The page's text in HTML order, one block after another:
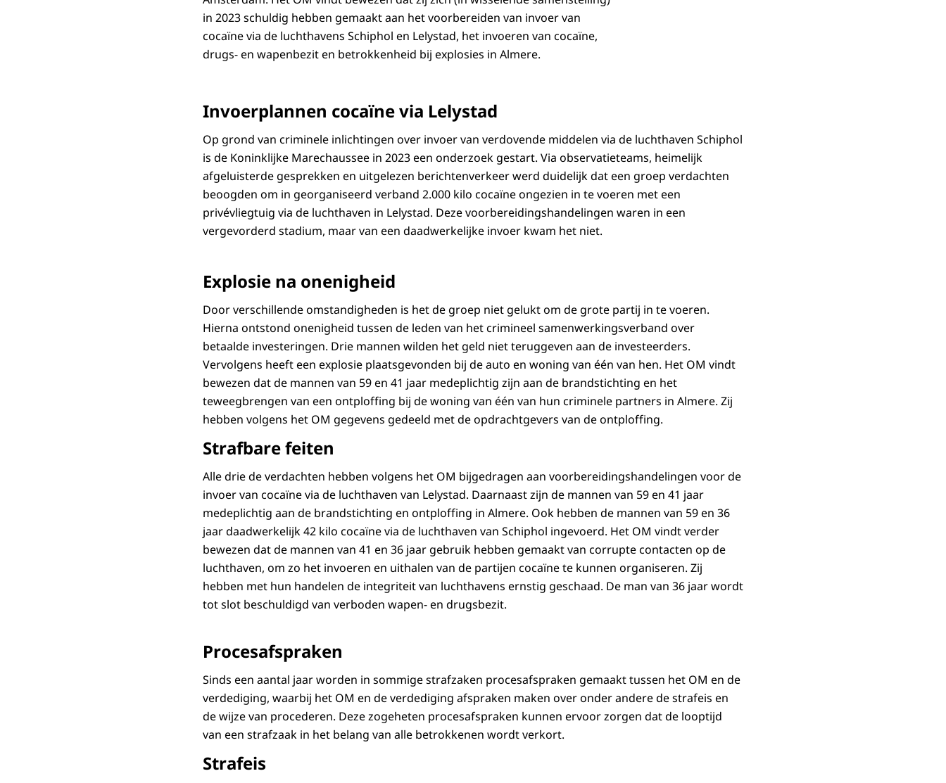
in 2023 schuldig hebben gemaakt aan het voorbereiden van invoer van
cocaïne via de luchthavens Schiphol en Lelystad, het invoeren van cocaïne,
drugs- en wapenbezit en betrokkenheid bij explosies in Almere.
Invoerplannen cocaïne via Lelystad
Op grond van criminele inlichtingen over invoer van verdovende middelen via de luchthaven Schiphol
is de Koninklijke Marechaussee in 2023 een onderzoek gestart. Via observatieteams, heimelijk
afgeluisterde gesprekken en uitgelezen berichtenverkeer werd duidelijk dat een groep verdachten
beoogden om in georganiseerd verband 2.000 kilo cocaïne ongezien in te voeren met een
privévliegtuig via de luchthaven in Lelystad. Deze voorbereidingshandelingen waren in een
vergevorderd stadium, maar van een daadwerkelijke invoer kwam het niet.
Explosie na onenigheid
Door verschillende omstandigheden is het de groep niet gelukt om de grote partij in te voeren.
Hierna ontstond onenigheid tussen de leden van het crimineel samenwerkingsverband over
betaalde investeringen. Drie mannen wilden het geld niet teruggeven aan de investeerders.
Vervolgens heeft een explosie plaatsgevonden bij de auto en woning van één van hen. Het OM vindt
bewezen dat de mannen van 59 en 41 jaar medeplichtig zijn aan de brandstichting en het
teweegbrengen van een ontploffing bij de woning van één van hun criminele partners in Almere. Zij
hebben volgens het OM gegevens gedeeld met de opdrachtgevers van de ontploffing.
Strafbare feiten
Alle drie de verdachten hebben volgens het OM bijgedragen aan voorbereidingshandelingen voor de
invoer van cocaïne via de luchthaven van Lelystad. Daarnaast zijn de mannen van 59 en 41 jaar
medeplichtig aan de brandstichting en ontploffing in Almere. Ook hebben de mannen van 59 en 36
jaar daadwerkelijk 42 kilo cocaïne via de luchthaven van Schiphol ingevoerd. Het OM vindt verder
bewezen dat de mannen van 41 en 36 jaar gebruik hebben gemaakt van corrupte contacten op de
luchthaven, om zo het invoeren en uithalen van de partijen cocaïne te kunnen organiseren. Zij
hebben met hun handelen de integriteit van luchthavens ernstig geschaad. De man van 36 jaar wordt
tot slot beschuldigd van verboden wapen- en drugsbezit.
Procesafspraken
Sinds een aantal jaar worden in sommige strafzaken procesafspraken gemaakt tussen het OM en de
verdediging, waarbij het OM en de verdediging afspraken maken over onder andere de strafeis en
de wijze van procederen. Deze zogeheten procesafspraken kunnen ervoor zorgen dat de looptijd
van een strafzaak in het belang van alle betrokkenen wordt verkort.
Strafeis